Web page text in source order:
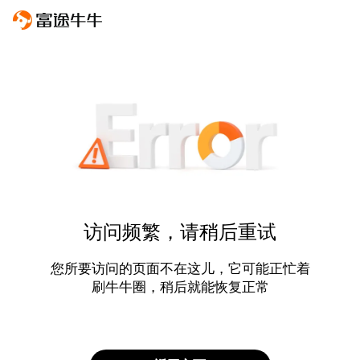
访问频繁，请稍后重试
您所要访问的页面不在这儿，它可能正忙着
刷牛牛圈，稍后就能恢复正常